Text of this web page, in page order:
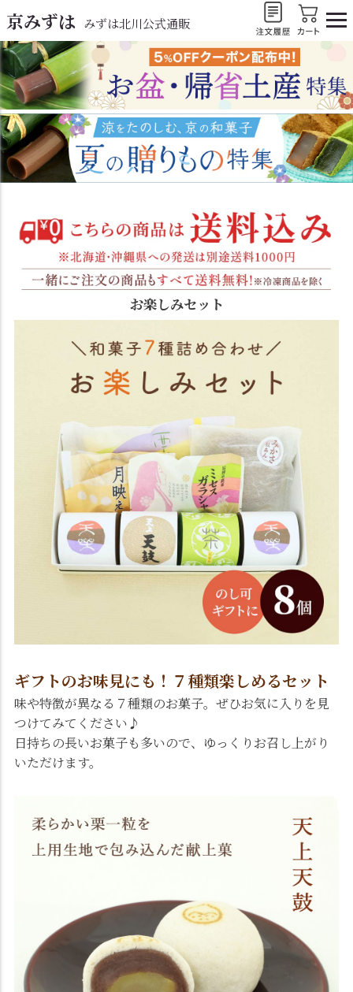
京みずは みずは北川公式通販
お楽しみセット
ギフトのお味見にも！７種類楽しめるセット
味や特徴が異なる７種類のお菓子。ぜひお気に入りを見
つけてみてください♪
日持ちの長いお菓子も多いので、ゆっくりお召し上がり
いただけます。